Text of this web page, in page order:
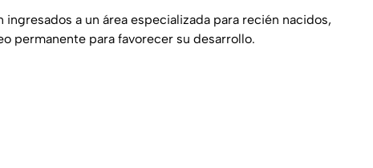
a un área especializada para recién nacidos,
permanente para favorecer su desarrollo.